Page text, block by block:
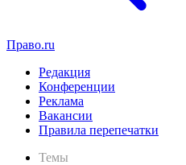
Право.ru
Редакция
Конференции
Реклама
Вакансии
Правила перепечатки
Темы